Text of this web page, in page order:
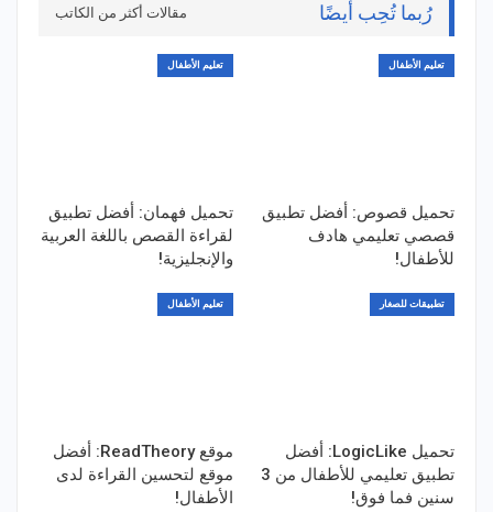
رُبما تُحِب أيضًا مقالات أكثر من الكاتب
تعليم الأطفال
تحميل قصوص: أفضل تطبيق
قصصي تعليمي هادف
للأطفال!
تعليم الأطفال
تحميل فهمان: أفضل تطبيق
لقراءة القصص باللغة العربية
والإنجليزية!
تطبيقات للصغار
تحميل LogicLike: أفضل
تطبيق تعليمي للأطفال من 3
سنين فما فوق!
تعليم الأطفال
موقع ReadTheory: أفضل
موقع لتحسين القراءة لدى
الأطفال!